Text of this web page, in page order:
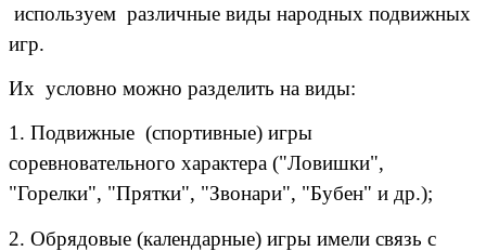
используем различные виды народных подвижных
игр.
Их условно можно разделить на виды:
1. Подвижные (спортивные) игры
соревновательного характера ("Ловишки",
"Горелки", "Прятки", "Звонари", "Бубен" и др.);
2. Обрядовые (календарные) игры имели связь с